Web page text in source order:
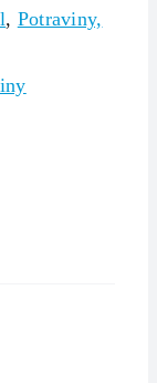
, Potraviny,